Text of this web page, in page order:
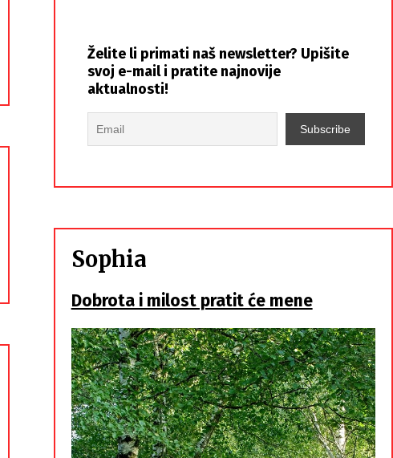
Želite li primati naš newsletter? Upišite
svoj e-mail i pratite najnovije
aktualnosti!
Sophia
Dobrota i milost pratit će mene